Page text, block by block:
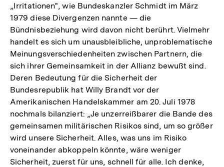
„Irritationen", wie Bundeskanzler Schmidt im März
1979 diese Divergenzen nannte — die
Bündnisbeziehung wird davon nicht berührt. Vielmehr
handelt es sich um unausbleibliche, unproblematische
Meinungsverschiedenheiten zwischen Partnern, die
sich ihrer Gemeinsamkeit in der Allianz bewußt sind.
Deren Bedeutung für die Sicherheit der
Bundesrepublik hat Willy Brandt vor der
Amerikanischen Handelskammer am 20. Juli 1978
nochmals bilanziert: „Je unzerreißbarer die Bande des
gemeinsamen militärischen Risikos sind, um so größer
wird unsere Sicherheit. Alles, was uns im Risiko
voneinander abkoppeln könnte, wäre weniger
Sicherheit, zuerst für uns, schnell für alle. Ich denke,